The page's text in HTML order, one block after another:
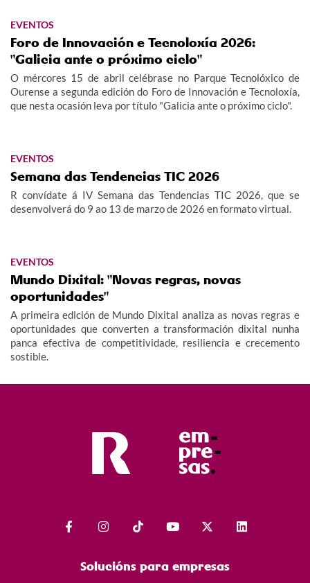
EVENTOS
Foro de Innovación e Tecnoloxía 2026:
"Galicia ante o próximo ciclo"
O mércores 15 de abril celébrase no Parque Tecnolóxico de
Ourense a segunda edición do Foro de Innovación e Tecnoloxía,
que nesta ocasión leva por título "Galicia ante o próximo ciclo".
EVENTOS
Semana das Tendencias TIC 2026
R convídate á IV Semana das Tendencias TIC 2026, que se
desenvolverá do 9 ao 13 de marzo de 2026 en formato virtual.
EVENTOS
Mundo Dixital: "Novas regras, novas
oportunidades"
A primeira edición de Mundo Dixital analiza as novas regras e
oportunidades que converten a transformación dixital nunha
panca efectiva de competitividade, resiliencia e crecemento
sostible.
Solucións para empresas